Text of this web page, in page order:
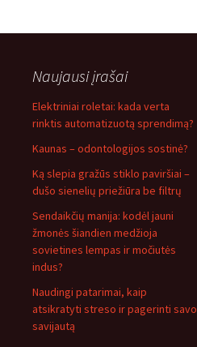
Naujausi įrašai
Elektriniai roletai: kada verta
rinktis automatizuotą sprendimą?
Kaunas – odontologijos sostinė?
Ką slepia gražūs stiklo paviršiai –
dušo sienelių priežiūra be filtrų
Sendaikčių manija: kodėl jauni
žmonės šiandien medžioja
sovietines lempas ir močiutės
indus?
Naudingi patarimai, kaip
atsikratyti streso ir pagerinti savo
savijautą